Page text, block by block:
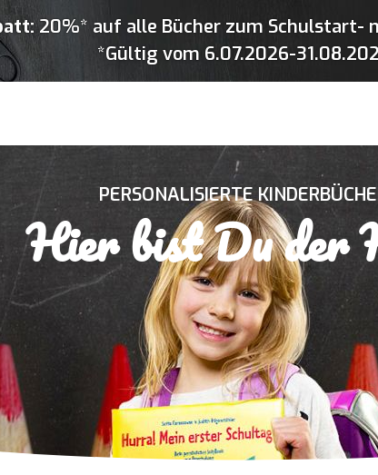
20%* auf alle Bücher zum Schulstart-
*Gültig vom 6.07.2026-
PERSONALISIERTE
Hier bist Du der